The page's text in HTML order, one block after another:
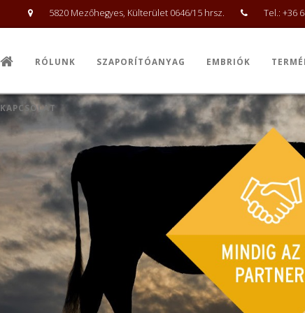
5820 Mezőhegyes, Külterület 0646/15 hrsz. Tel.: +36
RÓLUNK SZAPORÍTÓANYAG EMBRIÓK
KAPCSOLAT